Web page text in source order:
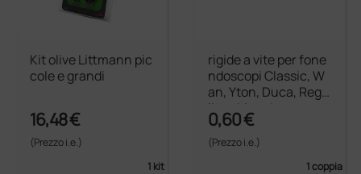
Kit olive Littmann pic
cole e grandi
16,48 €
(Prezzo i.e.)
1 kit
rigide a vite per fone
ndoscopi Classic, W
an, Yton, Duca, Rega
lite - bianche
0,60 €
(Prezzo i.e.)
1 coppia